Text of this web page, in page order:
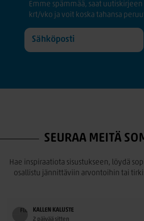
Emme spämmää, saat
krt/vko ja voit koska tahansa
SEURAA MEITÄ
Hae inspiraatiota sisustukseen, löydä
osallistu jännittäviin arvontoihin tai
KALLEN KALUSTE
2 päivää sitten